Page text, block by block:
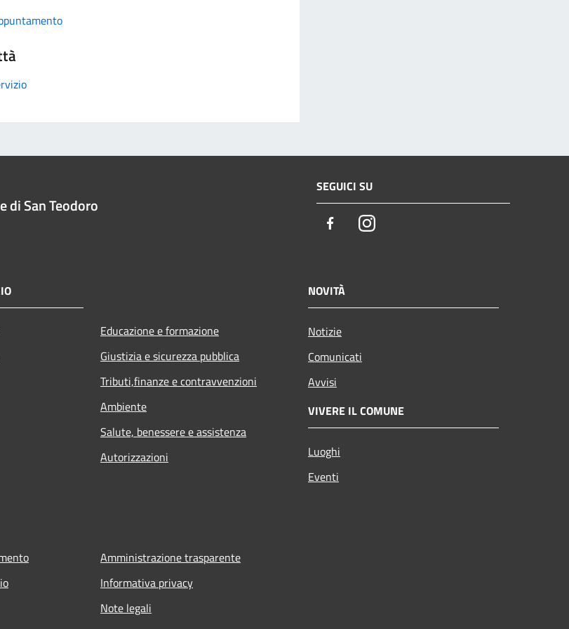
di San Teodoro
SEGUICI SU
FacebookInstagram
Educazione e formazione
Giustizia e sicurezza pubblica
Tributi,finanze e contravvenzioni
Ambiente
Salute, benessere e assistenza
Autorizzazioni
NOVITÀ
Notizie
Comunicati
Avvisi
VIVERE IL COMUNE
Luoghi
Eventi
Amministrazione trasparente
Informativa privacy
Note legali